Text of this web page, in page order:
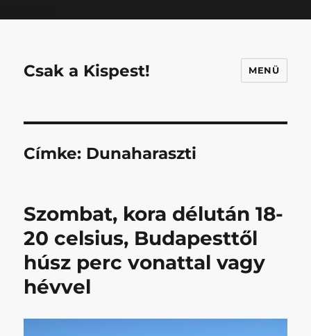
Csak a Kispest! MENÜ
Címke: Dunaharaszti
Szombat, kora délután 18-
20 celsius, Budapesttől
húsz perc vonattal vagy
hévvel